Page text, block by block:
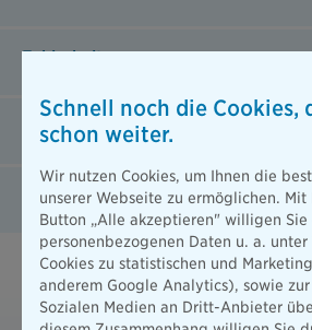
Fehlerkultur
Sinn
Entwicklung
Du möchtest Teil des
Schnell noch die Cookies,
schon weiter.
Wir nutzen Cookies, um Ihnen die
unserer Webseite zu ermöglichen. Mit
Button „Alle akzeptieren" willigen Sie
personenbezogenen Daten u. a.
Cookies zu statistischen und
anderem Google Analytics), sowie
Sozialen Medien an Dritt-Anbieter